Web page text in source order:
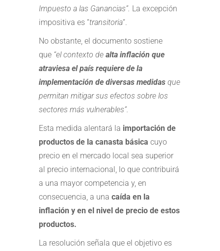
Impuesto a las Ganancias”. La excepción
impositiva es “transitoria“.
No obstante, el documento sostiene
que “el contexto de alta inflación que
atraviesa el país requiere de la
implementación de diversas medidas que
permitan mitigar sus efectos sobre los
sectores más vulnerables”.
Esta medida alentará la importación de
productos de la canasta básica cuyo
precio en el mercado local sea superior
al precio internacional, lo que contribuirá
a una mayor competencia y, en
consecuencia, a una caída en la
inflación y en el nivel de precio de estos
productos.
La resolución señala que el objetivo es